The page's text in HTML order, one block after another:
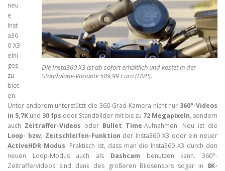
Die Insta360 X3 ist ab sofort erhältlich und kostet in der
Standalone-Variante 589,99 Euro (UVP).
neu
e
Inst
a36
0 X3
eini
ges
zu
biet
en.
Unter anderem unterstützt die 360-Grad-Kamera nicht nur 360°-Videos
in 5,7K und 30 fps oder Standbilder mit bis zu 72 Megapixeln, sondern
auch Zeitraffer-Videos oder Bullet Time-Aufnahmen. Neu ist die
Loop- bzw. Zeitschleifen-Funktion der Insta360 X3 oder ein neuer
ActiveHDR-Modus. Praktisch ist, dass man die Insta360 X3 durch den
neuen Loop-Modus auch als Dashcam benutzen kann. 360°-
Zeitraffervideos sind dank des größeren Bildsensors sogar in 8K-